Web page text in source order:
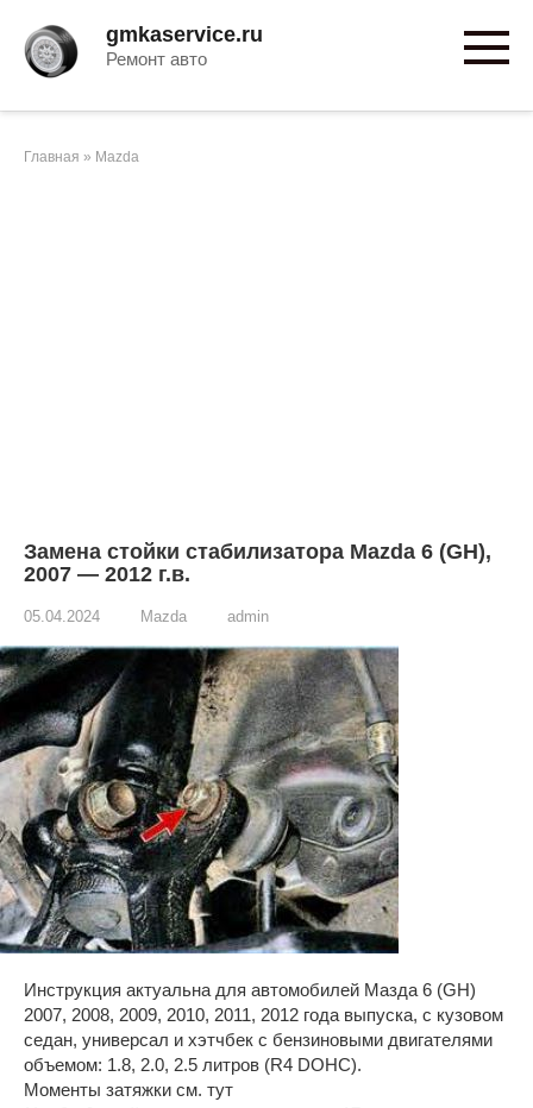
контенту
gmkaservice.ru
Ремонт авто
Главная » Mazda
Замена стойки стабилизатора Mazda 6 (GH),
2007 — 2012 г.в.
05.04.2024 Mazda admin
Инструкция актуальна для автомобилей Мазда 6 (GH)
2007, 2008, 2009, 2010, 2011, 2012 года выпуска, с кузовом
седан, универсал и хэтчбек с бензиновыми двигателями
объемом: 1.8, 2.0, 2.5 литров (R4 DOHC).
Моменты затяжки см. тут